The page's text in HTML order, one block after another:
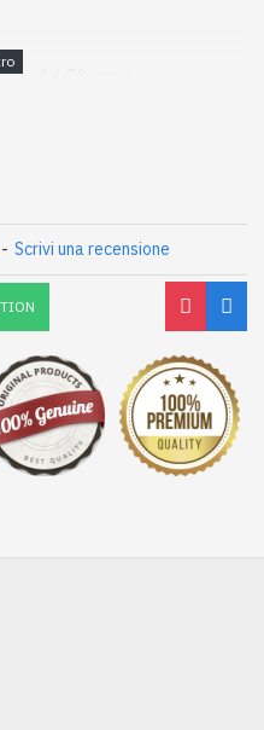
dei 36 mesi
- Scrivi una recensione